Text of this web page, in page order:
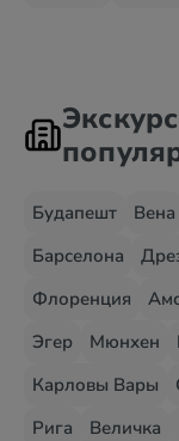
Будапешт Вена
Барселона
Флоренция
Эгер
Мюнхен
Карловы Вары
Рига
Величка